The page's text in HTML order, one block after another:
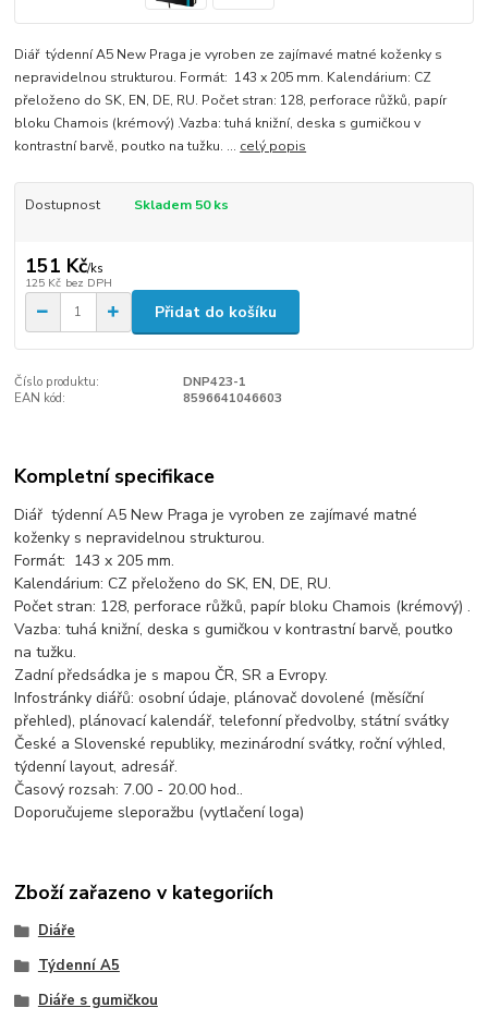
Diář týdenní A5 New Praga je vyroben ze zajímavé matné koženky s
nepravidelnou strukturou. Formát: 143 x 205 mm. Kalendárium: CZ
přeloženo do SK, EN, DE, RU. Počet stran: 128, perforace růžků, papír
bloku Chamois (krémový) .Vazba: tuhá knižní, deska s gumičkou v
kontrastní barvě, poutko na tužku. ... celý popis
Dostupnost Skladem 50 ks
151 Kč/ks
125 Kč bez DPH
Přidat do košíku
Číslo produktu:
DNP423-1
EAN kód:
8596641046603
Kompletní specifikace
Diář týdenní A5 New Praga je vyroben ze zajímavé matné
koženky s nepravidelnou strukturou.
Formát: 143 x 205 mm.
Kalendárium: CZ přeloženo do SK, EN, DE, RU.
Počet stran: 128, perforace růžků, papír bloku Chamois (krémový) .
Vazba: tuhá knižní, deska s gumičkou v kontrastní barvě, poutko
na tužku.
Zadní předsádka je s mapou ČR, SR a Evropy.
Infostránky diářů: osobní údaje, plánovač dovolené (měsíční
přehled), plánovací kalendář, telefonní předvolby, státní svátky
České a Slovenské republiky, mezinárodní svátky, roční výhled,
týdenní layout, adresář.
Časový rozsah: 7.00 - 20.00 hod..
Doporučujeme sleporažbu (vytlačení loga)
Zboží zařazeno v kategoriích
Diáře
Týdenní A5
Diáře s gumičkou